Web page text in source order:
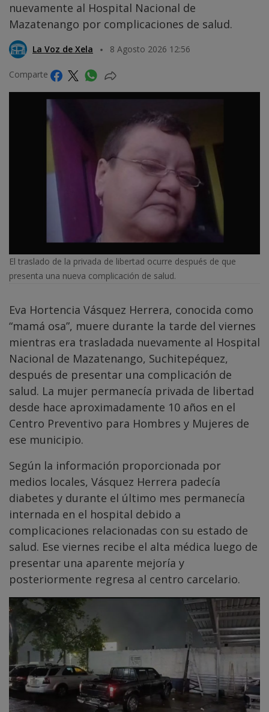
nuevamente al Hospital Nacional de
Mazatenango por complicaciones de salud.
La Voz de Xela 8 Agosto 2026 12:56
Comparte
El traslado de la privada de libertad ocurre después de que
presenta una nueva complicación de salud.
Eva Hortencia Vásquez Herrera, conocida como
“mamá osa”, muere durante la tarde del viernes
mientras era trasladada nuevamente al Hospital
Nacional de Mazatenango, Suchitepéquez,
después de presentar una complicación de
salud. La mujer permanecía privada de libertad
desde hace aproximadamente 10 años en el
Centro Preventivo para Hombres y Mujeres de
ese municipio.
Según la información proporcionada por
medios locales, Vásquez Herrera padecía
diabetes y durante el último mes permanecía
internada en el hospital debido a
complicaciones relacionadas con su estado de
salud. Ese viernes recibe el alta médica luego de
presentar una aparente mejoría y
posteriormente regresa al centro carcelario.